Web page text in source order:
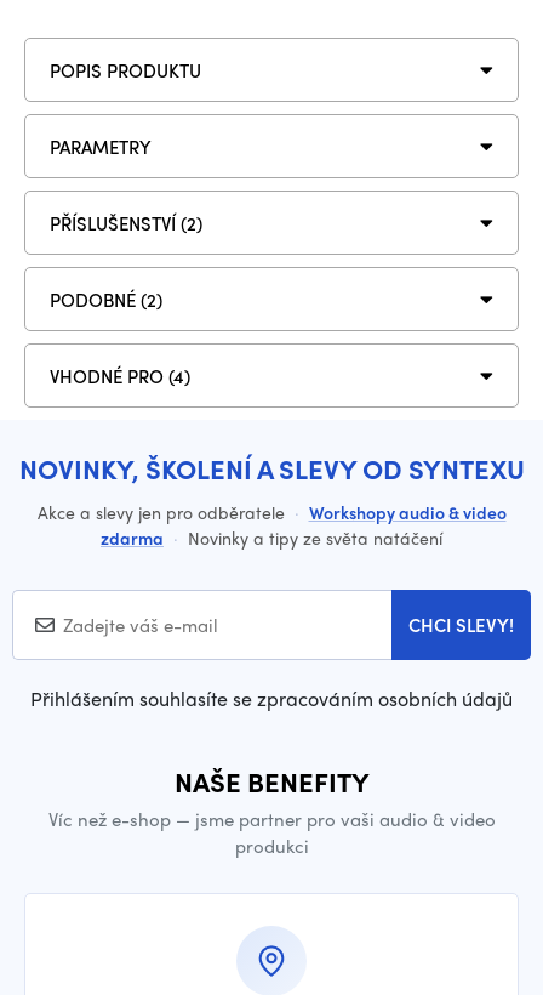
POPIS PRODUKTU
PARAMETRY
PŘÍSLUŠENSTVÍ (2)
PODOBNÉ (2)
VHODNÉ PRO (4)
NOVINKY, ŠKOLENÍ A SLEVY OD SYNTEXU
Akce a slevy jen pro odběratele · Workshopy audio & video
zdarma · Novinky a tipy ze světa natáčení
CHCI SLEVY!
Přihlášením souhlasíte se zpracováním osobních údajů
NAŠE BENEFITY
Víc než e-shop — jsme partner pro vaši audio & video
produkci